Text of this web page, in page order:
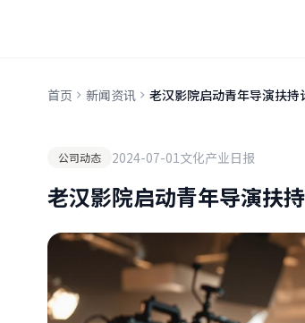
首页 新闻资讯 老汉影院启动青年导演扶
公司动态 2024-07-01文化产业日报
老汉影院启动青年导演扶